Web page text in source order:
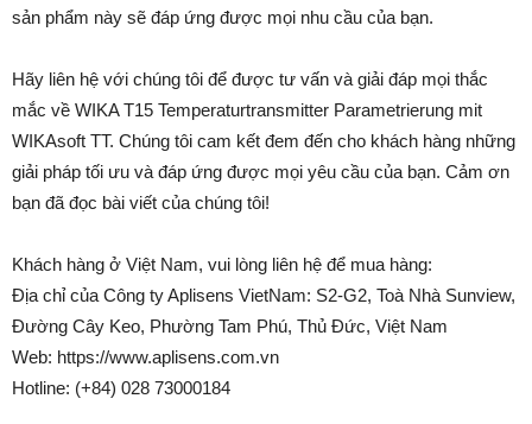
sản phẩm này sẽ đáp ứng được mọi nhu cầu của bạn.
Hãy liên hệ với chúng tôi để được tư vấn và giải đáp mọi thắc
mắc về WIKA T15 Temperaturtransmitter Parametrierung mit
WIKAsoft TT. Chúng tôi cam kết đem đến cho khách hàng những
giải pháp tối ưu và đáp ứng được mọi yêu cầu của bạn. Cảm ơn
bạn đã đọc bài viết của chúng tôi!
Khách hàng ở Việt Nam, vui lòng liên hệ để mua hàng:
Địa chỉ của Công ty Aplisens VietNam: S2-G2, Toà Nhà Sunview,
Đường Cây Keo, Phường Tam Phú, Thủ Đức, Việt Nam
Web: https://www.aplisens.com.vn
Hotline: (+84) 028 73000184